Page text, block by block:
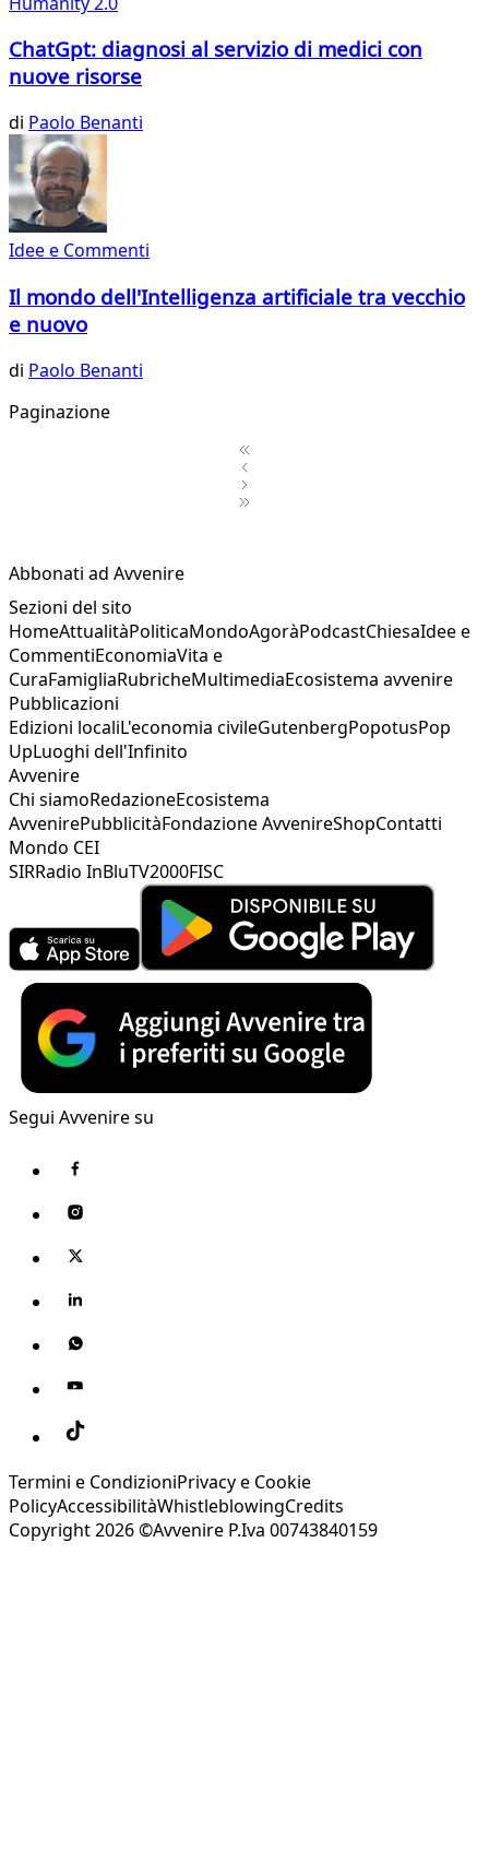
ChatGpt: diagnosi al servizio di medici con
nuove risorse
di Paolo Benanti
Idee e Commenti
Il mondo dell'Intelligenza artificiale tra vecchio
e nuovo
di Paolo Benanti
Paginazione
3
Abbonati ad Avvenire
Sezioni del sito
HomeAttualitàPoliticaMondoAgoràPodcastChiesaIdee e
CommentiEconomiaVita e
CuraFamigliaRubricheMultimediaEcosistema avvenire
Pubblicazioni
Edizioni localiL'economia civileGutenbergPopotusPop
UpLuoghi dell'Infinito
Avvenire
Chi siamoRedazioneEcosistema
AvvenirePubblicitàFondazione AvvenireShopContatti
Mondo CEI
SIRRadio InBluTV2000FISC
Segui Avvenire su
Termini e CondizioniPrivacy e Cookie
PolicyAccessibilitàWhistleblowingCredits
Copyright 2026 ©Avvenire P.Iva 00743840159